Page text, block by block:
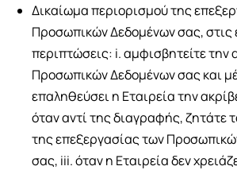
Δικαίωμα περιορισμού της
Προσωπικών Δεδομένων σας, στις
περιπτώσεις: i. αμφισβητείτε την
Προσωπικών Δεδομένων σας και
επαληθεύσει η Εταιρεία την
όταν αντί της διαγραφής, ζητάτε
της επεξεργασίας των
σας, iii. όταν η Εταιρεία δεν